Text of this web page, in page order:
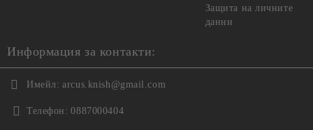
Защита на личните
данни
Информация за контакти:
Имейл: arcus.knish@gmail.com
Телефон: 0887000404